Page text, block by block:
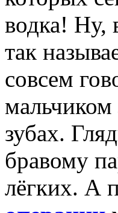
водка! Ну,
так
совсем
зубах.
бравому
лёгких. А